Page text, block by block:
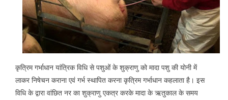
कृत्रिम गर्भाधान यांत्रिक विधि से पशुओं के शुक्राणु को मादा पशु की योनी में
लाकर निषेचन कराना एवं गर्भ स्थापित करना कृत्रिम गर्भाधान कहलाता है। इस
विधि के द्वारा वांछित नर का शुक्राणु एकत्र करके मादा के ऋतुकाल के समय